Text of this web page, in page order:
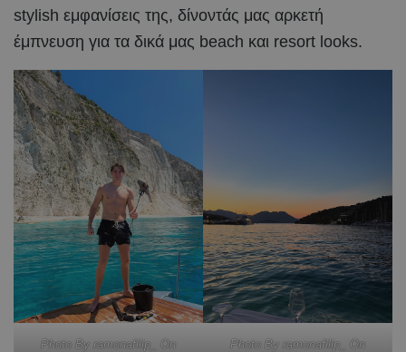
stylish εμφανίσεις της, δίνοντάς μας αρκετή
έμπνευση για τα δικά μας beach και resort looks.
Photo By ramonafilip_ On
Photo By ramonafilip_ On